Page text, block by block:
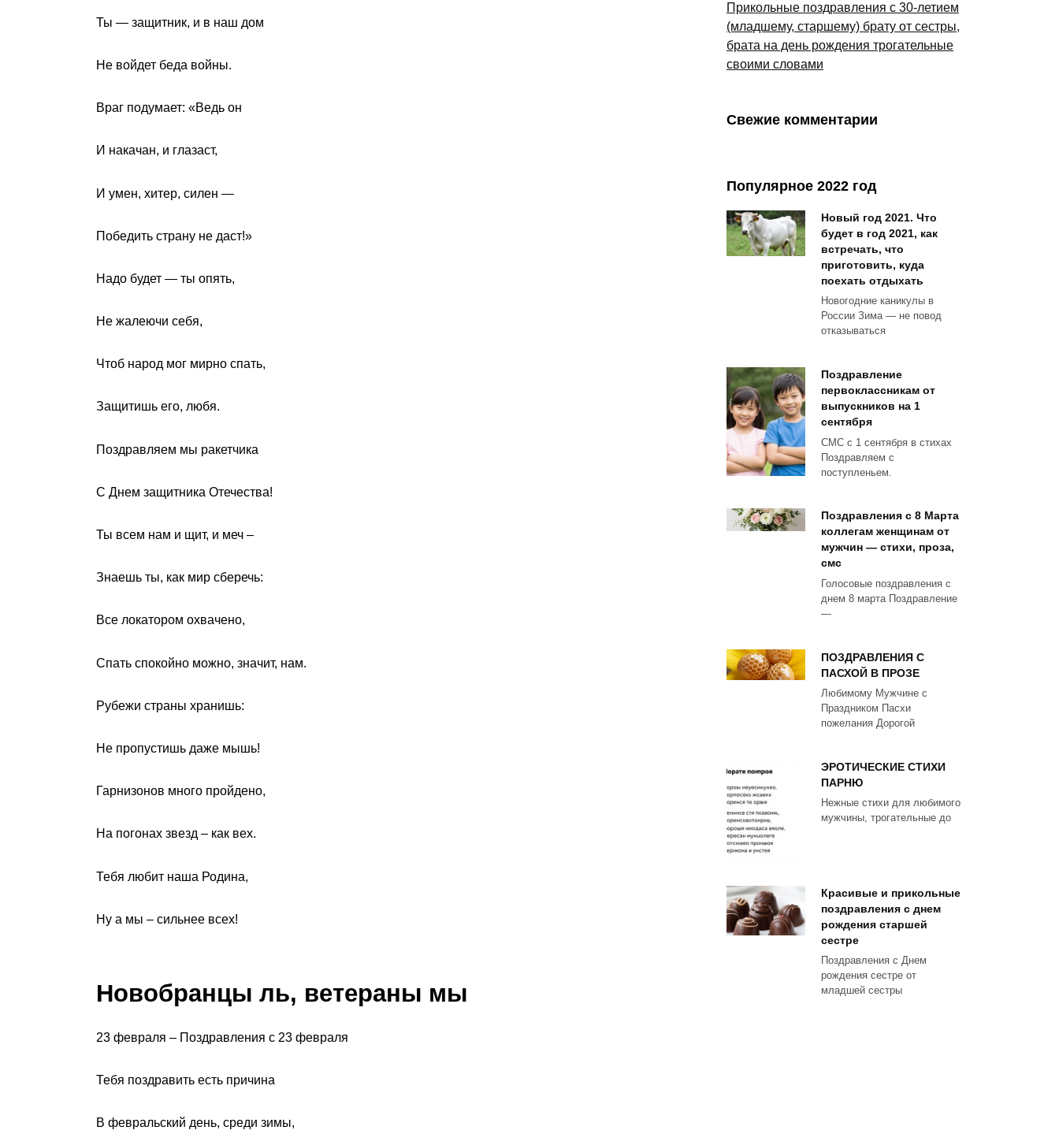
Ты — защитник, и в наш дом
Не войдет беда войны.
Враг подумает: «Ведь он
И накачан, и глазаст,
И умен, хитер, силен —
Победить страну не даст!»
Надо будет — ты опять,
Не жалеючи себя,
Чтоб народ мог мирно спать,
Защитишь его, любя.
Поздравляем мы ракетчика
С Днем защитника Отечества!
Ты всем нам и щит, и меч –
Знаешь ты, как мир сберечь:
Все локатором охвачено,
Спать спокойно можно, значит, нам.
Рубежи страны хранишь:
Не пропустишь даже мышь!
Гарнизонов много пройдено,
На погонах звезд – как вех.
Тебя любит наша Родина,
Ну а мы – сильнее всех!
Новобранцы ль, ветераны мы
23 февраля – Поздравления с 23 февраля
Тебя поздравить есть причина
В февральский день, среди зимы,
Прикольные поздравления с 30-летием
(младшему, старшему) брату от сестры,
брата на день рождения трогательные
своими словами
Свежие комментарии
Популярное 2022 год
Новый год 2021. Что
будет в год 2021, как
встречать, что
приготовить, куда
поехать отдыхать
Новогодние каникулы в
России Зима — не повод
отказываться
Поздравление
первоклассникам от
выпускников на 1
сентября
СМС с 1 сентября в стихах
Поздравляем с
поступленьем.
Поздравления с 8 Марта
коллегам женщинам от
мужчин — стихи, проза,
смс
Голосовые поздравления с
днем 8 марта Поздравление
—
ПОЗДРАВЛЕНИЯ С
ПАСХОЙ В ПРОЗЕ
Любимому Мужчине с
Праздником Пасхи
пожелания Дорогой
ЭРОТИЧЕСКИЕ СТИХИ
ПАРНЮ
Нежные стихи для любимого
мужчины, трогательные до
Красивые и прикольные
поздравления с днем
рождения старшей
сестре
Поздравления с Днем
рождения сестре от
младшей сестры